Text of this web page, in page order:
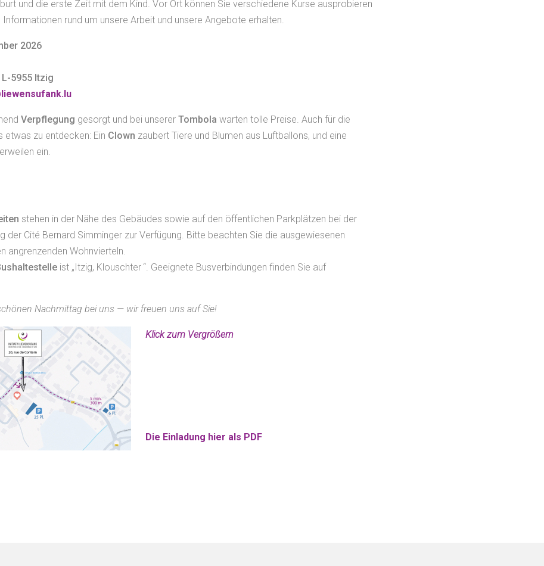
und die erste Zeit mit dem Kind. Vor Ort können Sie verschiedene Kurse ausprobieren
rund um unsere Arbeit und unsere Angebote erhalten.
2026
5955 Itzig
Verpflegung gesorgt und bei unserer Tombola warten tolle Preise. Auch für die
etwas zu entdecken: Ein Clown zaubert Tiere und Blumen aus Luftballons, und eine
ein.
stehen in der Nähe des Gebäudes sowie auf den öffentlichen Parkplätzen bei der
der Cité Bernard Simminger zur Verfügung. Bitte beachten Sie die ausgewiesenen
angrenzenden Wohnvierteln.
ist „Itzig, Klouschter “. Geeignete Busverbindungen finden Sie auf
Nachmittag bei uns — wir freuen uns auf Sie!
Klick zum Vergrößern
Die Einladung hier als PDF